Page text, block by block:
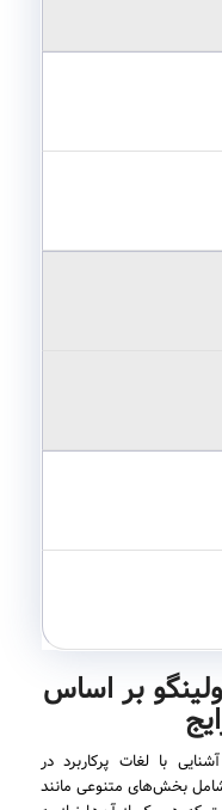
بر اساس
با لغات پرکاربرد در
بخش‌های متنوعی مانند